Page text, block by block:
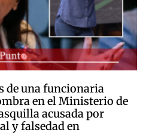
de una funcionaria
en el Ministerio de
acusada por
y falsedad en